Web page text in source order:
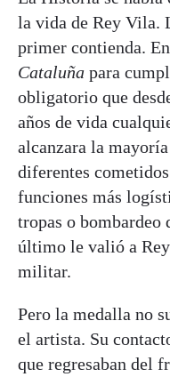
la vida de Rey Vila.
primer contienda.
Cataluña para
obligatorio que
años de vida
alcanzara la
diferentes
funciones más
tropas o bombardeo
último le valió a
militar.
Pero la medalla no
el artista. Su
que regresaban del